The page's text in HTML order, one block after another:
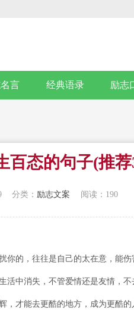
言 经典语录 励志
百态的句子(推
分类： 励志文案 阅读：190
的，往往是自己的太在意，能伤
中消失，不管爱情还是友情，不
才能去更酷的地方，成为更酷的